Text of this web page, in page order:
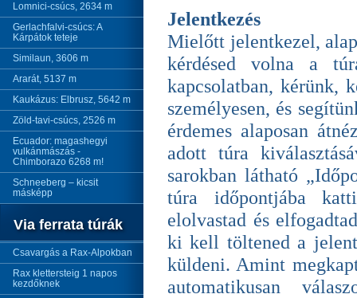
Lomnici-csúcs, 2634 m
Gerlachfalvi-csúcs: A
Kárpátok teteje
Similaun, 3606 m
Ararát, 5137 m
Kaukázus: Elbrusz, 5642 m
Zöld-tavi-csúcs, 2526 m
Ecuador: magashegyi
vulkánmászás -
Chimborazo 6268 m!
Schneeberg – kicsit
másképp
Via ferrata túrák
Csavargás a Rax-Alpokban
Rax klettersteig 1 napos
kezdőknek
Jelentkezés
Mielőtt jelentkezel,
kérdésed volna a
kapcsolatban, kérünk,
személyesen, és
érdemes alaposan
adott túra
sarokban látható
túra időpontjába
elolvastad és
ki kell töltened a
küldeni. Amint
automatikusan